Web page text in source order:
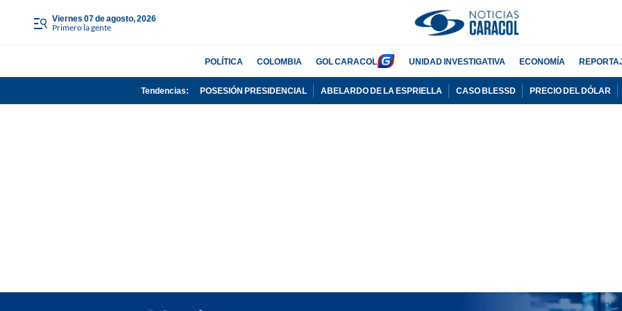
viernes 07 de agosto, 2026
Primero la gente
POLÍTICA COLOMBIA GOL CARACOL UNIDAD INVESTIGATIVA ECONOMÍA
Tendencias: POSESIÓN PRESIDENCIAL ABELARDO DE LA ESPRIELLA CASO BLESSD PRECIO DEL DÓLAR